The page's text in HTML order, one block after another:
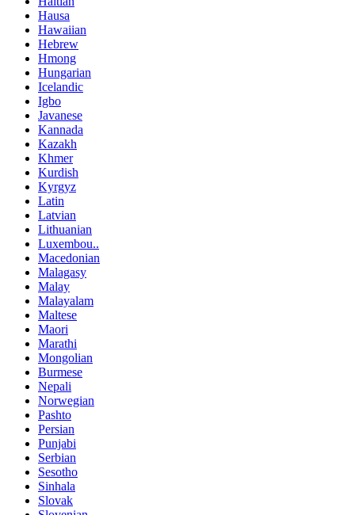
Hausa
Hawaiian
Hebrew
Hmong
Hungarian
Icelandic
Igbo
Javanese
Kannada
Kazakh
Khmer
Kurdish
Kyrgyz
Latin
Latvian
Lithuanian
Luxembou..
Macedonian
Malagasy
Malay
Malayalam
Maltese
Maori
Marathi
Mongolian
Burmese
Nepali
Norwegian
Pashto
Persian
Punjabi
Serbian
Sesotho
Sinhala
Slovak